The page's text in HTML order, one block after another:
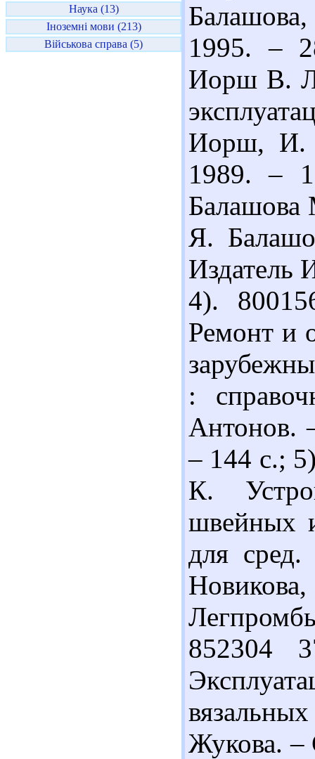
Наука (13)
Іноземні мови (213)
Військова справа (5)
1995. –
Иорш В.
Иорш, И.
1989. –
Я.
Издатель
4).
Ремонт и
:
Антонов.
– 144 с.;
К.
швейных
для
852304
Жукова. –